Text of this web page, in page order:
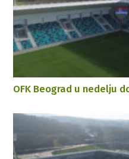
OFK Beograd u nedelju